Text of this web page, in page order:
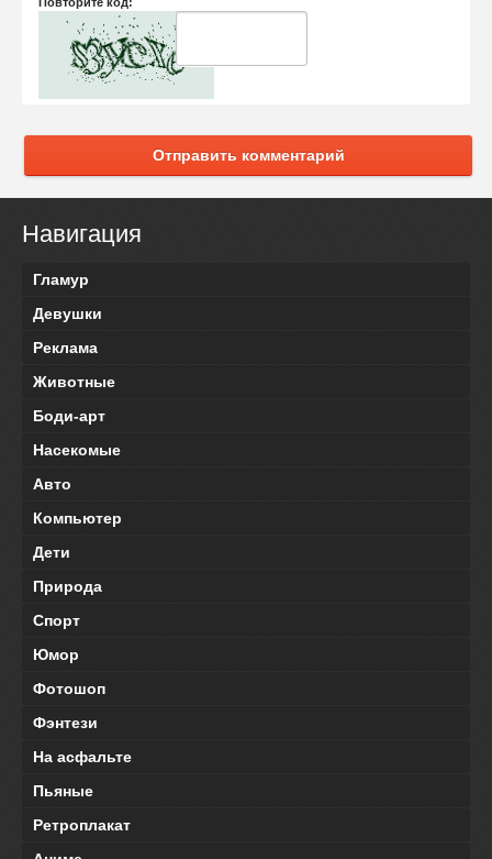
Отправить комментарий
Навигация
Гламур
Девушки
Реклама
Животные
Боди-арт
Насекомые
Авто
Компьютер
Дети
Природа
Спорт
Юмор
Фотошоп
Фэнтези
На асфальте
Пьяные
Ретроплакат